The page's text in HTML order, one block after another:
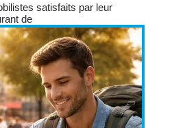
satisfaits par leur
de